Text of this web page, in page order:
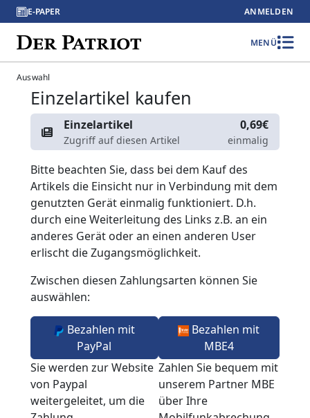
E-PAPER ANMELDEN
MENÜ
Auswahl
Einzelartikel kaufen
Einzelartikel
Zugriff auf diesen Artikel
0,69€
einmalig
Bitte beachten Sie, dass bei dem Kauf des
Artikels die Einsicht nur in Verbindung mit dem
genutzten Gerät einmalig funktioniert. D.h.
durch eine Weiterleitung des Links z.B. an ein
anderes Gerät oder an einen anderen User
erlischt die Zugangsmöglichkeit.
Zwischen diesen Zahlungsarten können Sie
auswählen:
Bezahlen mit
PayPal
Sie werden zur Website
von Paypal
weitergeleitet, um die
Bezahlen mit
MBE4
Zahlen Sie bequem mit
unserem Partner MBE
über Ihre